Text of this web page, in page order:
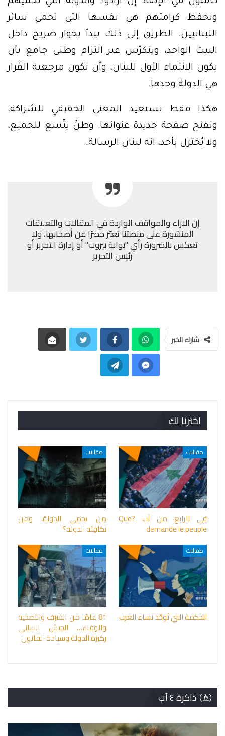
وتحفظ كرامتهم هي نفسها التي تحمي سائر
اللبنانيين. الطريق إلى ذلك يبدأ بحوار صريح داخل
البيت الواحد، ويتكرّس عبر التزام وطني جامع بأن
يكون الانتماء الأول للبنان، وأن تكون مرجعية القرار
هي الدولة وحدها.
هكذا فقط نستعيد المعنى الحقيقي للشراكة،
ونفتح صفحة جديدة عنوانها: وطنٌ يتّسع للجميع،
ولا يُختزل بأحد، انه لبنان الرسالة.
إن الآراء والمواقف الواردة في المقالات والتعليقات
المنشورة على منصتنا تعبّر حصرًا عن أصحابها، ولا
تعكس بالضرورة رأي "بوابة بيروت" أو إدارة التحرير أو
رئيس التحرير
شارك الخبر
اخترنا لك
مقالات
في الرابع من آب ?Que
demande le peuple
مقالات
من يحمي الدولة، ومن
تكافِئه الدولة؟
مقالات
الحكمة التي تُوحِّد نساء العرب
مقالات
81 عامًا من الشرف والتضحية
والوفاء… الجيش اللبناني
ركيزة الدولة وسيادة القانون
ذاكرة ٤ آب